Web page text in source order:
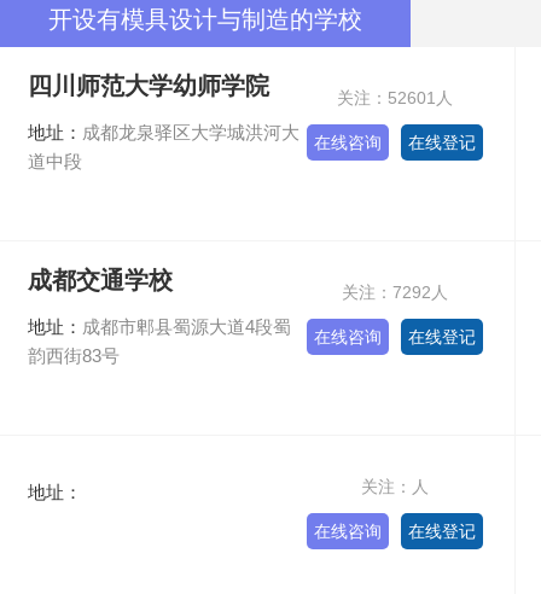
开设有模具设计与制造的学校
四川师范大学幼师学院
地址： 成都龙泉驿区大学城洪河大
道中段
关注：52601人
在线咨询 在线登记
成都交通学校
地址： 成都市郫县蜀源大道4段蜀
韵西街83号
关注：7292人
在线咨询 在线登记
地址： 关注：人
在线咨询 在线登记